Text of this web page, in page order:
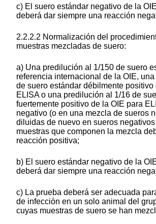
c) El suero estándar negativo de la
deberá dar siempre una reacción
2.2.2.2 Normalización del
muestras mezcladas de suero:
a) Una predilución al 1/150 de suero
referencia internacional de la OIE,
de suero estándar débilmente positivo
ELISA o una predilución al 1/16 de
fuertemente positivo de la OIE para
negativo (o en una mezcla de sueros
diluidas de nuevo en sueros
muestras que componen la mezcla
reacción positiva;
b) El suero estándar negativo de la
deberá dar siempre una reacción
c) La prueba deberá ser adecuada
de infección en un solo animal del
cuyas muestras de suero se han